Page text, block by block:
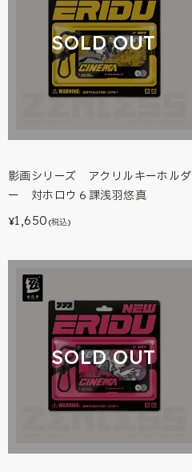
SOLD OUT
影画シリーズ アクリルキーホルダ
ー 対ホロウ６課浅羽悠真
¥1,650 (税込)
SOLD OUT